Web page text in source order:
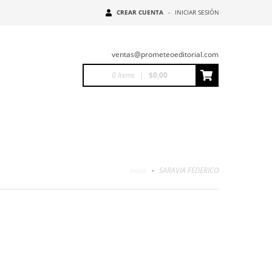
CREAR CUENTA - INICIAR SESIÓN
ventas@prometeoeditorial.com
0 Items | $0,00
- SARAVIA FEDERICO